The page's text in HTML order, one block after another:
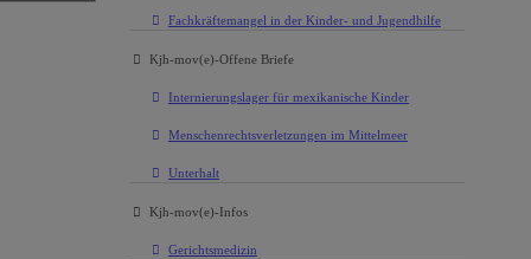
Fachkräftemangel in der Kinder- und Jugendhilfe
Kjh-mov(e)-Offene Briefe
Internierungslager für mexikanische Kinder
Menschenrechtsverletzungen im Mittelmeer
Unterhalt
Kjh-mov(e)-Infos
Gerichtsmedizin